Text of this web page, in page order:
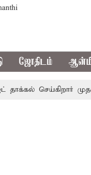
ஜோதிடம்
செய்கிறார் முதல்-